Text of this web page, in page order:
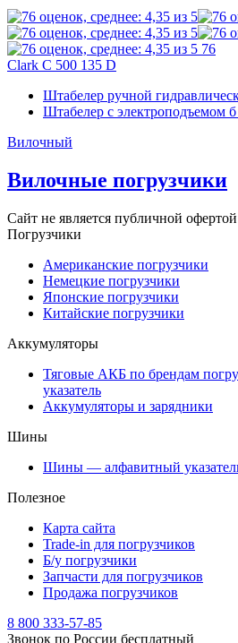
76
Clark C 500 135 D
Штабелер ручной
Штабелер с электроподъемом
Вилочный
Вилочные погрузчики
Сайт не является публичной офертой
Погрузчики
Американские погрузчики
Немецкие погрузчики
Японские погрузчики
Китайские погрузчики
Аккумуляторы
Тяговые АКБ по брендам
указатель
Аккумуляторы и зарядники
Шины
Шины — алфавитный
Полезное
Карта сайта
Trade-in для погрузчиков
Б/у погрузчики
Запчасти для погрузчиков
Продажа погрузчиков
8 800 333-57-85
Звонок по России бесплатный